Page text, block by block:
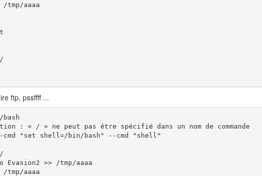
aaaa
ftp, pssffff ...
: « / » ne peut pas être spécifié dans un nom de commande
"set shell=/bin/bash" --cmd "shell"
>> /tmp/aaaa
aaaa